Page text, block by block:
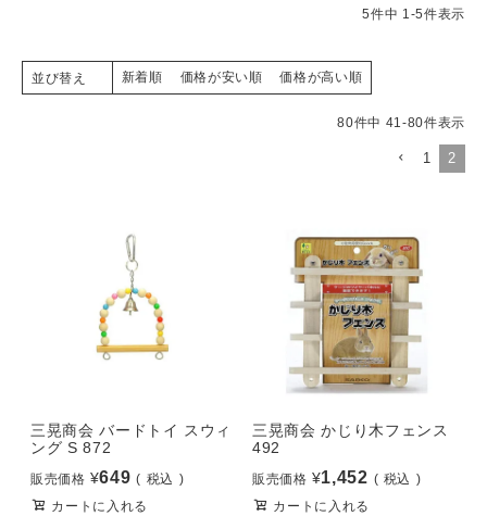
5件中 1-5件表示
並び替え 新着順 価格が安い順 価格が高い順
80件中 41-80件表示
1 2
三晃商会 バードトイ スウィ
ング S 872
販売価格 ¥649
税込
カートに入れる
三晃商会 かじり木フェンス
492
販売価格 ¥1,452
税込
カートに入れる